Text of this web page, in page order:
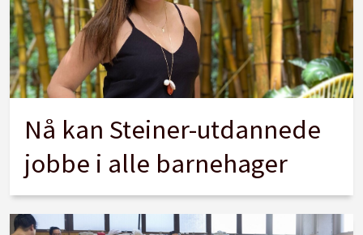
Nå kan Steiner-utdannede
jobbe i alle barnehager